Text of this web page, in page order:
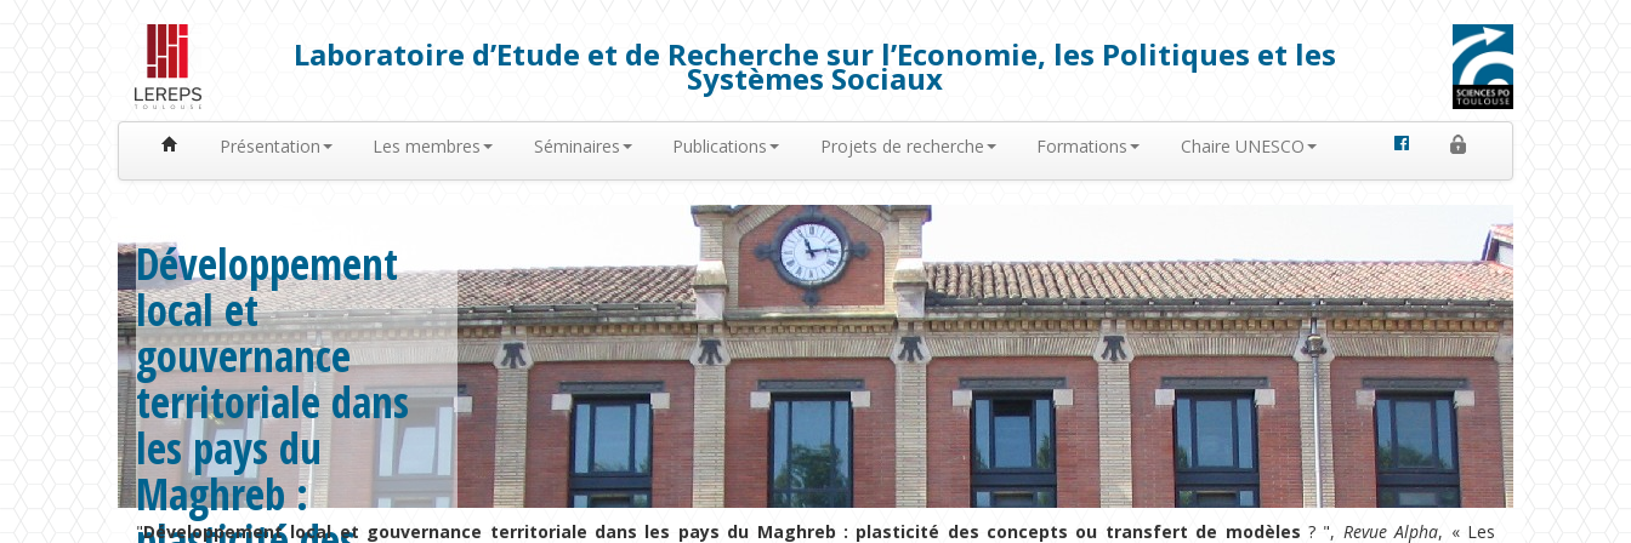
Laboratoire d’Etude et de Recherche sur l’Economie, les Politiques et les
Systèmes Sociaux
Présentation Les membres Séminaires Publications Projets de recherche Formations Chaire UNESCO
Développement
local et
gouvernance
territoriale dans
les pays du
Maghreb :
"Développement local et gouvernance territoriale dans les pays du Maghreb : plasticité des concepts ou transfert de modèles ? ", Revue Alpha, « Les